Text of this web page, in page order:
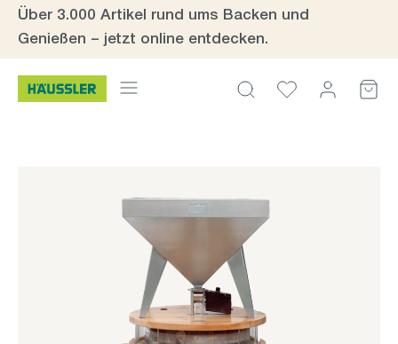
Zum Hauptinhalt springen
Über 3.000 Artikel rund ums Backen und
Genießen – jetzt online entdecken.